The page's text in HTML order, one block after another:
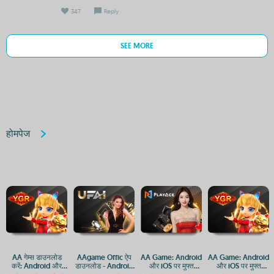
347 Reply
SEE MORE
होमपेज
AA गेम्स डाउनलोड
करें: Android और
AAgame Offic ऐप
डाउनलोड - Android
AA Game: Android
और iOS पर मुफ्त
AA Game: Android
और iOS पर मुफ्त